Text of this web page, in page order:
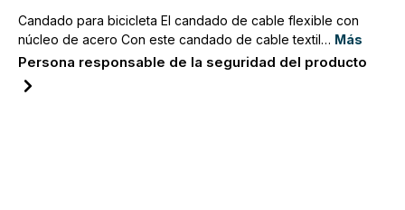
Candado para bicicleta El candado de cable flexible con
núcleo de acero Con este candado de cable textil… Más
Persona responsable de la seguridad del producto